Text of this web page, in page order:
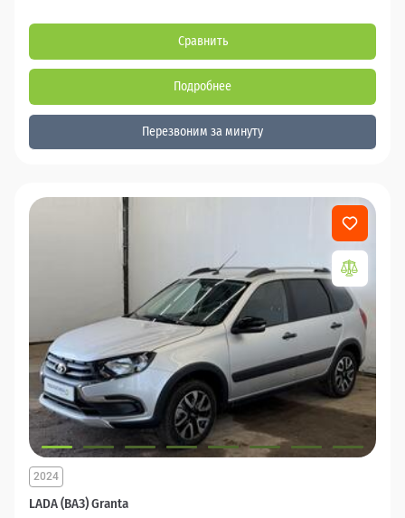
Сравнить
Подробнее
Перезвоним за минуту
LADA (ВАЗ) Granta
2024